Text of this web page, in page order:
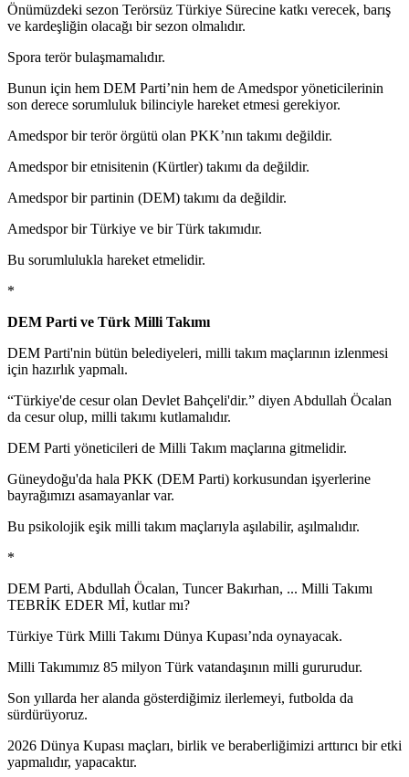
Önümüzdeki sezon Terörsüz Türkiye Sürecine katkı verecek, barış
ve kardeşliğin olacağı bir sezon olmalıdır.
Spora terör bulaşmamalıdır.
Bunun için hem DEM Parti’nin hem de Amedspor yöneticilerinin
son derece sorumluluk bilinciyle hareket etmesi gerekiyor.
Amedspor bir terör örgütü olan PKK’nın takımı değildir.
Amedspor bir etnisitenin (Kürtler) takımı da değildir.
Amedspor bir partinin (DEM) takımı da değildir.
Amedspor bir Türkiye ve bir Türk takımıdır.
Bu sorumlulukla hareket etmelidir.
*
DEM Parti ve Türk Milli Takımı
DEM Parti'nin bütün belediyeleri, milli takım maçlarının izlenmesi
için hazırlık yapmalı.
“Türkiye'de cesur olan Devlet Bahçeli'dir.” diyen Abdullah Öcalan
da cesur olup, milli takımı kutlamalıdır.
DEM Parti yöneticileri de Milli Takım maçlarına gitmelidir.
Güneydoğu'da hala PKK (DEM Parti) korkusundan işyerlerine
bayrağımızı asamayanlar var.
Bu psikolojik eşik milli takım maçlarıyla aşılabilir, aşılmalıdır.
*
DEM Parti, Abdullah Öcalan, Tuncer Bakırhan, ... Milli Takımı
TEBRİK EDER Mİ, kutlar mı?
Türkiye Türk Milli Takımı Dünya Kupası’nda oynayacak.
Milli Takımımız 85 milyon Türk vatandaşının milli gururudur.
Son yıllarda her alanda gösterdiğimiz ilerlemeyi, futbolda da
sürdürüyoruz.
2026 Dünya Kupası maçları, birlik ve beraberliğimizi arttırıcı bir etki
yapmalıdır, yapacaktır.